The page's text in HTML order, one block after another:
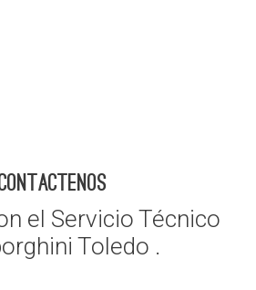
el Servicio Técnico
Toledo .